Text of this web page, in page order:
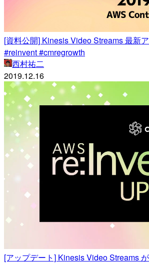
[資料公開] Kinesis Video Streams 最新
#reinvent #cmregrowth
西村祐二
2019.12.16
[アップデート] Kinesis Video Streams